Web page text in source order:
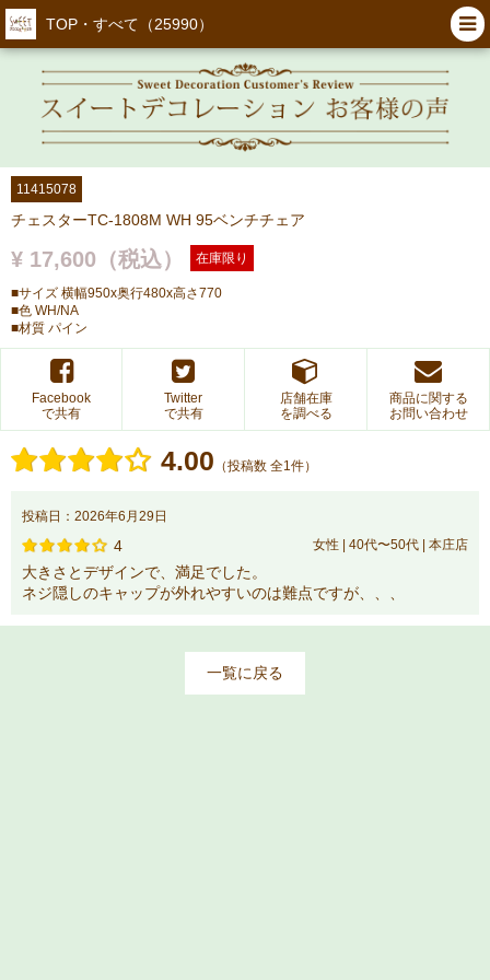
TOP・すべて（25990）
11415078
チェスターTC-1808M WH 95ベンチチェア
¥ 17,600（税込） 在庫限り
■サイズ 横幅950x奥行480x高さ770
■色 WH/NA
■材質 パイン
Facebook
で共有
Twitter
で共有
店舗在庫
を調べる
商品に関する
お問い合わせ
4.00 （投稿数 全1件）
投稿日：2026年6月29日
4 女性 | 40代〜50代 | 本庄店
大きさとデザインで、満足でした。
ネジ隠しのキャップが外れやすいのは難点ですが、、、
一覧に戻る